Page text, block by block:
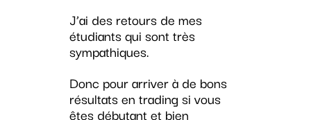
J’ai des retours de mes
étudiants qui sont très
sympathiques.
Donc pour arriver à de bons
résultats en trading si vous
êtes débutant et bien